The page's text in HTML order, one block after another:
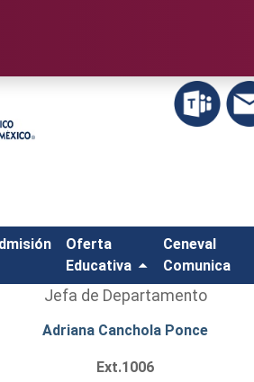
Oferta
Educativa
Ceneval
Comunica
Jefa de Departamento
Adriana Canchola Ponce
Ext.1006